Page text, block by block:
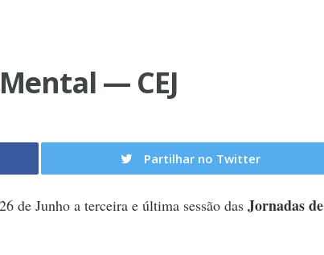
— CEJ
Partilhar no Twitter
de Junho a terceira e última sessão das Jornadas de